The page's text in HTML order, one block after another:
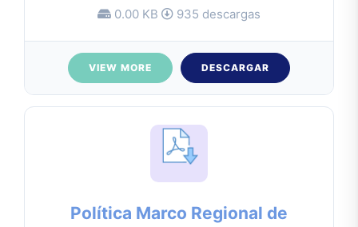
0.00 KB 935 descargas
VIEW MORE DESCARGAR
Política Marco Regional de